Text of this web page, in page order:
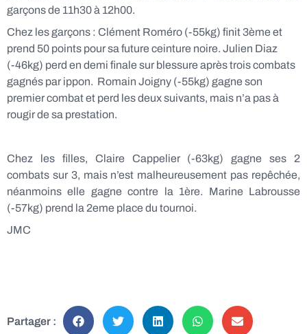
garçons de 11h30 à 12h00.
Chez les garçons : Clément Roméro (-55kg) finit 3ème et
prend 50 points pour sa future ceinture noire. Julien Diaz
(-46kg) perd en demi finale sur blessure après trois combats
gagnés par ippon. Romain Joigny (-55kg) gagne son
premier combat et perd les deux suivants, mais n’a pas à
rougir de sa prestation.
Chez les filles, Claire Cappelier (-63kg) gagne ses 2
combats sur 3, mais n’est malheureusement pas repêchée,
néanmoins elle gagne contre la 1ère. Marine Labrousse
(-57kg) prend la 2eme place du tournoi.
JMC
Partager :